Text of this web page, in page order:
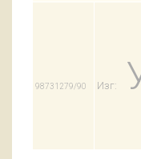
98731279/90 Изг: